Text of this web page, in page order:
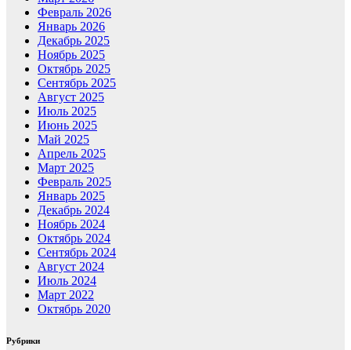
Февраль 2026
Январь 2026
Декабрь 2025
Ноябрь 2025
Октябрь 2025
Сентябрь 2025
Август 2025
Июль 2025
Июнь 2025
Май 2025
Апрель 2025
Март 2025
Февраль 2025
Январь 2025
Декабрь 2024
Ноябрь 2024
Октябрь 2024
Сентябрь 2024
Август 2024
Июль 2024
Март 2022
Октябрь 2020
Рубрики